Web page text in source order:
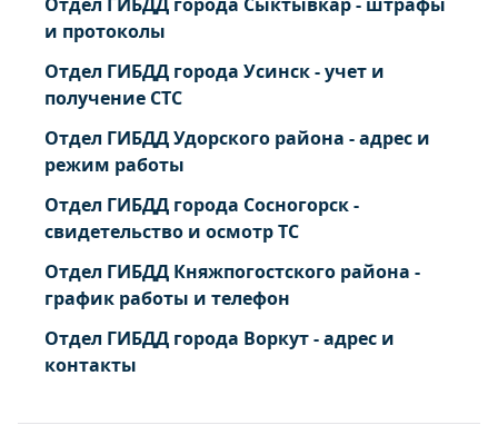
и протоколы
Отдел ГИБДД города Усинск - учет и
получение СТС
Отдел ГИБДД Удорского района - адрес и
режим работы
Отдел ГИБДД города Сосногорск -
свидетельство и осмотр ТС
Отдел ГИБДД Княжпогостского района -
график работы и телефон
Отдел ГИБДД города Воркут - адрес и
контакты